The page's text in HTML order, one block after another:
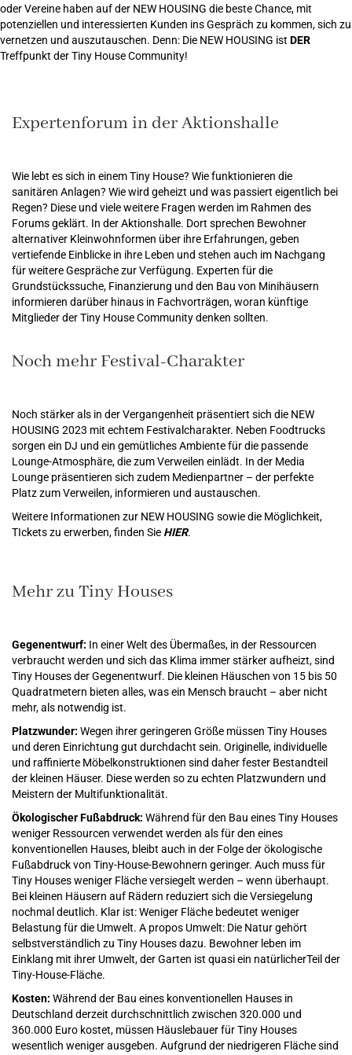
oder Vereine haben auf der NEW HOUSING die beste Chance, mit
potenziellen und interessierten Kunden ins Gespräch zu kommen, sich zu
vernetzen und auszutauschen. Denn: Die NEW HOUSING ist DER
Treffpunkt der Tiny House Community!
Expertenforum in der Aktionshalle
Wie lebt es sich in einem Tiny House? Wie funktionieren die
sanitären Anlagen? Wie wird geheizt und was passiert eigentlich bei
Regen? Diese und viele weitere Fragen werden im Rahmen des
Forums geklärt. In der Aktionshalle. Dort sprechen Bewohner
alternativer Kleinwohnformen über ihre Erfahrungen, geben
vertiefende Einblicke in ihre Leben und stehen auch im Nachgang
für weitere Gespräche zur Verfügung. Experten für die
Grundstückssuche, Finanzierung und den Bau von Minihäusern
informieren darüber hinaus in Fachvorträgen, woran künftige
Mitglieder der Tiny House Community denken sollten.
Noch mehr Festival-Charakter
Noch stärker als in der Vergangenheit präsentiert sich die NEW
HOUSING 2023 mit echtem Festivalcharakter. Neben Foodtrucks
sorgen ein DJ und ein gemütliches Ambiente für die passende
Lounge-Atmosphäre, die zum Verweilen einlädt. In der Media
Lounge präsentieren sich zudem Medienpartner – der perfekte
Platz zum Verweilen, informieren und austauschen.
Weitere Informationen zur NEW HOUSING sowie die Möglichkeit,
TIckets zu erwerben, finden Sie HIER.
Mehr zu Tiny Houses
Gegenentwurf: In einer Welt des Übermaßes, in der Ressourcen
verbraucht werden und sich das Klima immer stärker aufheizt, sind
Tiny Houses der Gegenentwurf. Die kleinen Häuschen von 15 bis 50
Quadratmetern bieten alles, was ein Mensch braucht – aber nicht
mehr, als notwendig ist.
Platzwunder: Wegen ihrer geringeren Größe müssen Tiny Houses
und deren Einrichtung gut durchdacht sein. Originelle, individuelle
und raffinierte Möbelkonstruktionen sind daher fester Bestandteil
der kleinen Häuser. Diese werden so zu echten Platzwundern und
Meistern der Multifunktionalität.
Ökologischer Fußabdruck: Während für den Bau eines Tiny Houses
weniger Ressourcen verwendet werden als für den eines
konventionellen Hauses, bleibt auch in der Folge der ökologische
Fußabdruck von Tiny-House-Bewohnern geringer. Auch muss für
Tiny Houses weniger Fläche versiegelt werden – wenn überhaupt.
Bei kleinen Häusern auf Rädern reduziert sich die Versiegelung
nochmal deutlich. Klar ist: Weniger Fläche bedeutet weniger
Belastung für die Umwelt. A propos Umwelt: Die Natur gehört
selbstverständlich zu Tiny Houses dazu. Bewohner leben im
Einklang mit ihrer Umwelt, der Garten ist quasi ein natürlicherTeil der
Tiny-House-Fläche.
Kosten: Während der Bau eines konventionellen Hauses in
Deutschland derzeit durchschnittlich zwischen 320.000 und
360.000 Euro kostet, müssen Häuslebauer für Tiny Houses
wesentlich weniger ausgeben. Aufgrund der niedrigeren Fläche sind